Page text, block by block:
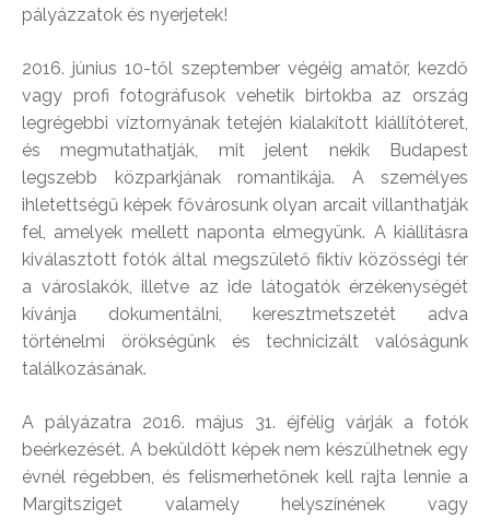
pályázzatok és nyerjetek!
2016. június 10-től szeptember végéig amatőr, kezdő
vagy profi fotográfusok vehetik birtokba az ország
legrégebbi víztornyának tetején kialakított kiállítóteret,
és megmutathatják, mit jelent nekik Budapest
legszebb közparkjának romantikája. A személyes
ihletettségű képek fővárosunk olyan arcait villanthatják
fel, amelyek mellett naponta elmegyünk. A kiállításra
kiválasztott fotók által megszülető fiktív közösségi tér
a városlakók, illetve az ide látogatók érzékenységét
kívánja dokumentálni, keresztmetszetét adva
történelmi örökségünk és technicizált valóságunk
találkozásának.
A pályázatra 2016. május 31. éjfélig várják a fotók
beérkezését. A beküldött képek nem készülhetnek egy
évnél régebben, és felismerhetőnek kell rajta lennie a
Margitsziget valamely helyszínének vagy